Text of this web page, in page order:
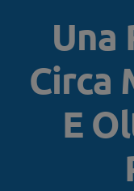
Una
Circa
E